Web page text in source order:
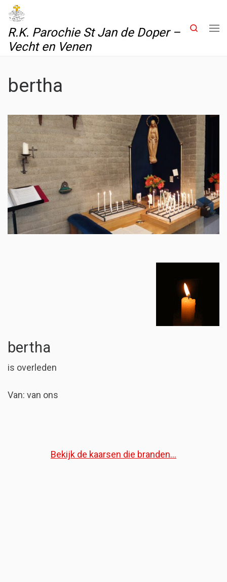
Skip to content
R.K. Parochie St Jan de Doper –
Vecht en Venen
Search
bertha
bertha
is overleden
Van: van ons
Bekijk de kaarsen die branden...